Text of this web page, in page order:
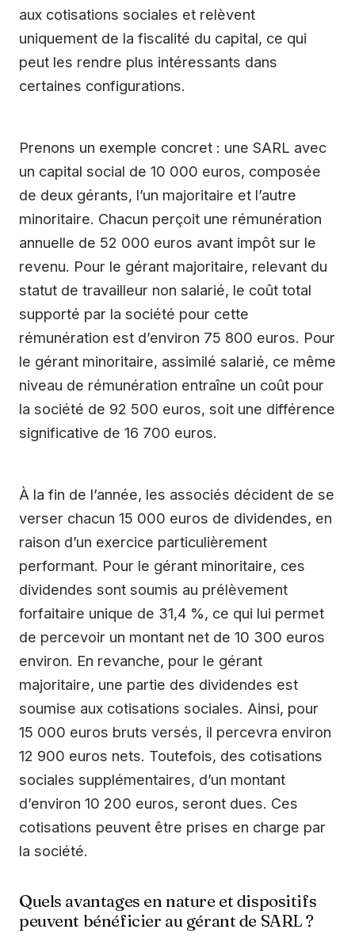
aux cotisations sociales et relèvent
uniquement de la fiscalité du capital, ce qui
peut les rendre plus intéressants dans
certaines configurations.
Prenons un exemple concret : une SARL avec
un capital social de 10 000 euros, composée
de deux gérants, l’un majoritaire et l’autre
minoritaire. Chacun perçoit une rémunération
annuelle de 52 000 euros avant impôt sur le
revenu. Pour le gérant majoritaire, relevant du
statut de travailleur non salarié, le coût total
supporté par la société pour cette
rémunération est d’environ 75 800 euros. Pour
le gérant minoritaire, assimilé salarié, ce même
niveau de rémunération entraîne un coût pour
la société de 92 500 euros, soit une différence
significative de 16 700 euros.
À la fin de l’année, les associés décident de se
verser chacun 15 000 euros de dividendes, en
raison d’un exercice particulièrement
performant. Pour le gérant minoritaire, ces
dividendes sont soumis au prélèvement
forfaitaire unique de 31,4 %, ce qui lui permet
de percevoir un montant net de 10 300 euros
environ. En revanche, pour le gérant
majoritaire, une partie des dividendes est
soumise aux cotisations sociales. Ainsi, pour
15 000 euros bruts versés, il percevra environ
12 900 euros nets. Toutefois, des cotisations
sociales supplémentaires, d’un montant
d’environ 10 200 euros, seront dues. Ces
cotisations peuvent être prises en charge par
la société.
Quels avantages en nature et dispositifs
peuvent bénéficier au gérant de SARL ?